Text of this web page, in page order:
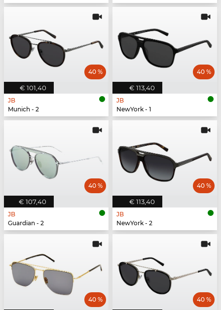
€ 101,40
40 %
JB
Munich - 2
€ 113,40
40 %
JB
NewYork - 1
€ 107,40
40 %
JB
Guardian - 2
€ 113,40
40 %
JB
NewYork - 2
40 % 40 %